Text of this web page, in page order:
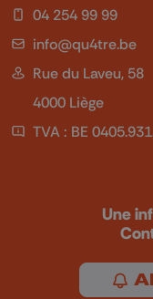
04 254 99 99
info@qu4tre.be
Rue du Laveu, 58
4000 Liège
TVA : BE
Une